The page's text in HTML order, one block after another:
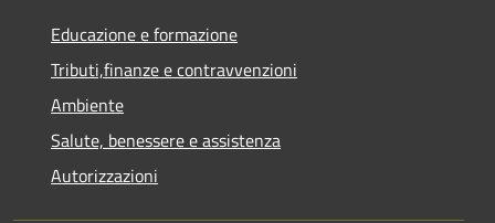
Educazione e formazione
Tributi,finanze e contravvenzioni
Ambiente
Salute, benessere e assistenza
Autorizzazioni